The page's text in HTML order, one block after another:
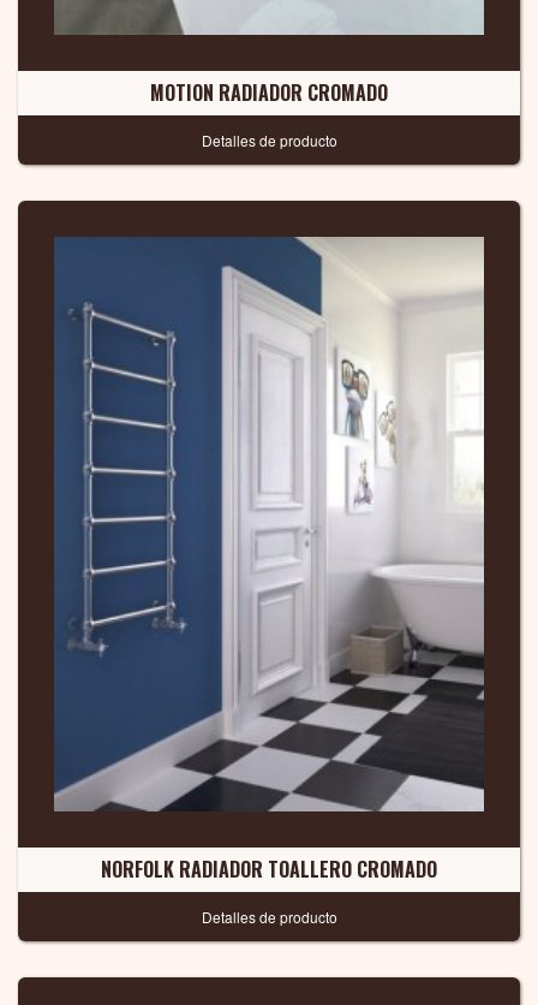
MOTION RADIADOR CROMADO
Detalles de producto
NORFOLK RADIADOR TOALLERO CROMADO
Detalles de producto